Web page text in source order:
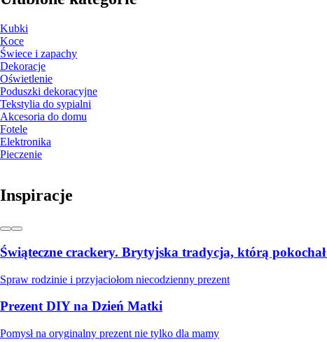
Kubki
Koce
Świece i zapachy
Dekoracje
Oświetlenie
Poduszki dekoracyjne
Tekstylia do sypialni
Akcesoria do domu
Fotele
Elektronika
Pieczenie
Inspiracje
Świąteczne crackery. Brytyjska tradycja, którą
Spraw rodzinie i przyjaciołom niecodzienny prezent
Prezent DIY na Dzień Matki
Pomysł na oryginalny prezent nie tylko dla mamy